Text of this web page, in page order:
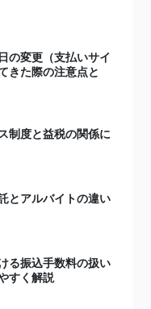
の変更（支払いサイ
きた際の注意点と
制度と益税の関係に
とアルバイトの違い
る振込手数料の扱い
すく解説